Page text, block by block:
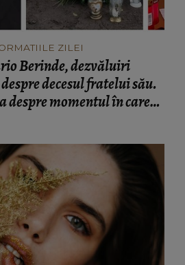
ZILEI
Berinde, dezvăluiri
decesul fratelui său.
despre momentul în care